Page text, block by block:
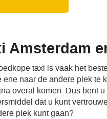
Amsterdam
taxi is vaak het
ene naar de andere plek te
overal komen. Dus bent
dat u kunt
plek kunt gaan?